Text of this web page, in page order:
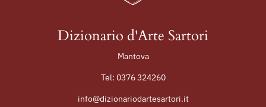
Dizionario d'Arte Sartori
Mantova
Tel: 0376 324260
info@dizionariodartesartori.it